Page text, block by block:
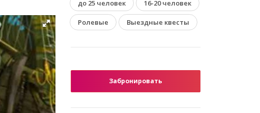
до 25 человек 16-20 человек
Ролевые Выездные квесты
Забронировать